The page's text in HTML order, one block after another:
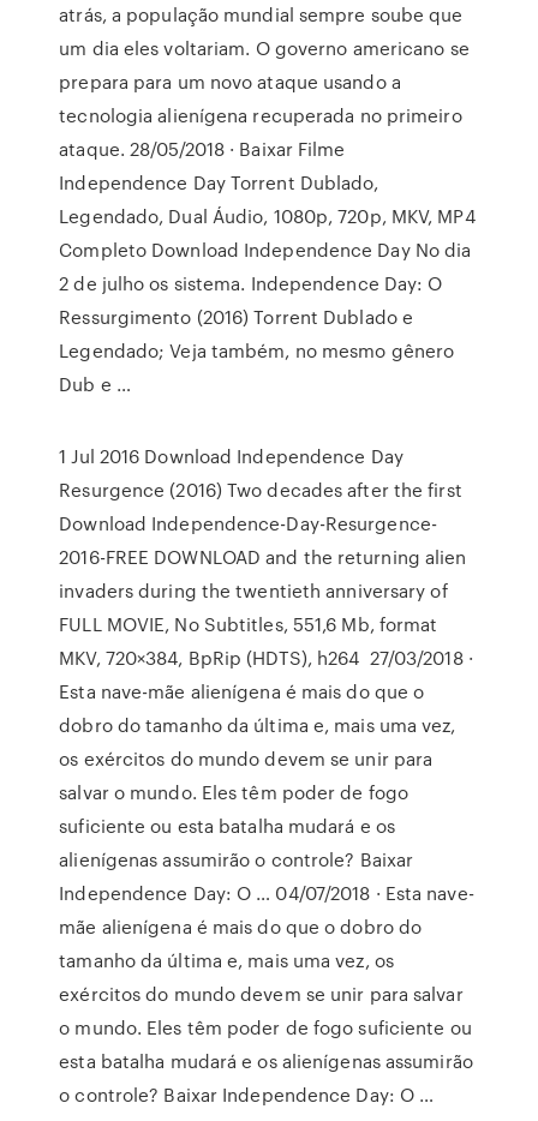
atrás, a população mundial sempre soube que
um dia eles voltariam. O governo americano se
prepara para um novo ataque usando a
tecnologia alienígena recuperada no primeiro
ataque. 28/05/2018 · Baixar Filme
Independence Day Torrent Dublado,
Legendado, Dual Áudio, 1080p, 720p, MKV, MP4
Completo Download Independence Day No dia
2 de julho os sistema. Independence Day: O
Ressurgimento (2016) Torrent Dublado e
Legendado; Veja também, no mesmo gênero
Dub e …
1 Jul 2016 Download Independence Day
Resurgence (2016) Two decades after the first
Download Independence-Day-Resurgence-
2016-FREE DOWNLOAD and the returning alien
invaders during the twentieth anniversary of
FULL MOVIE, No Subtitles, 551,6 Mb, format
MKV, 720×384, BpRip (HDTS), h264 27/03/2018 ·
Esta nave-mãe alienígena é mais do que o
dobro do tamanho da última e, mais uma vez,
os exércitos do mundo devem se unir para
salvar o mundo. Eles têm poder de fogo
suficiente ou esta batalha mudará e os
alienígenas assumirão o controle? Baixar
Independence Day: O … 04/07/2018 · Esta nave-
mãe alienígena é mais do que o dobro do
tamanho da última e, mais uma vez, os
exércitos do mundo devem se unir para salvar
o mundo. Eles têm poder de fogo suficiente ou
esta batalha mudará e os alienígenas assumirão
o controle? Baixar Independence Day: O …